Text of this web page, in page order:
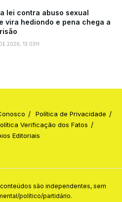
lei contra abuso sexual
vira hediondo e pena chega a
2026, 13:03H
Política de Privacidade
Verificação dos Fatos
Editoriais
são independentes, sem
político/partidário.